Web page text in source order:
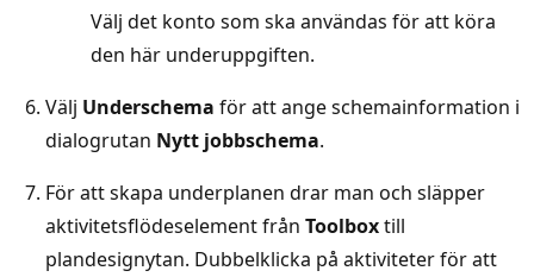
Välj det konto som ska användas för att köra
den här underuppgiften.
Välj Underschema för att ange schemainformation i
dialogrutan Nytt jobbschema.
För att skapa underplanen drar man och släpper
aktivitetsflödeselement från Toolboxtill
plandesignytan. Dubbelklicka på aktiviteter för att